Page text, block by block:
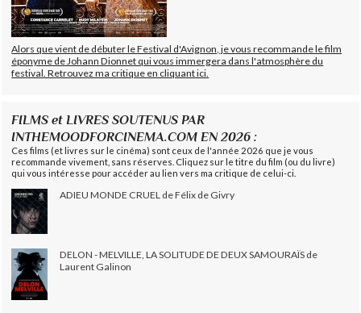
Alors que vient de débuter le Festival d'Avignon, je vous recommande le film
éponyme de Johann Dionnet qui vous immergera dans l'atmosphère du
festival. Retrouvez ma critique en cliquant ici.
FILMS et LIVRES SOUTENUS PAR
INTHEMOODFORCINEMA.COM EN 2026 :
Ces films (et livres sur le cinéma) sont ceux de l'année 2026 que je vous
recommande vivement, sans réserves. Cliquez sur le titre du film (ou du livre)
qui vous intéresse pour accéder au lien vers ma critique de celui-ci.
ADIEU MONDE CRUEL de Félix de Givry
DELON - MELVILLE, LA SOLITUDE DE DEUX SAMOURAÏS de
Laurent Galinon